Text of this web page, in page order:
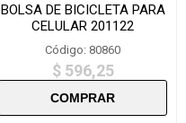
BOLSA DE BICICLETA PARA
CELULAR 201122
Código: 80860
$ 596,25